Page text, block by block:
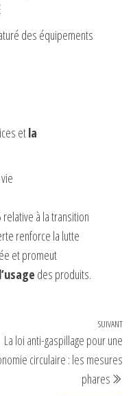
des équipements
etla
relative à la transition
renforce la lutte
et promeut
des produits.
SUIVANT
La loi anti-gaspillage pour une
circulaire : les mesures
phares